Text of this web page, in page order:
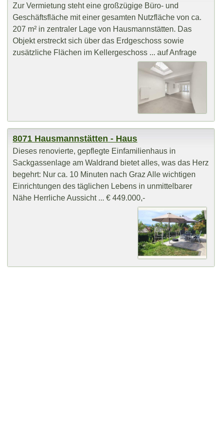
Zur Vermietung steht eine großzügige Büro- und
Geschäftsfläche mit einer gesamten Nutzfläche von ca.
207 m² in zentraler Lage von Hausmannstätten. Das
Objekt erstreckt sich über das Erdgeschoss sowie
zusätzliche Flächen im Kellergeschoss ... auf Anfrage
8071 Hausmannstätten - Haus
Dieses renovierte, gepflegte Einfamilienhaus in
Sackgassenlage am Waldrand bietet alles, was das Herz
begehrt: Nur ca. 10 Minuten nach Graz Alle wichtigen
Einrichtungen des täglichen Lebens in unmittelbarer
Nähe Herrliche Aussicht ... € 449.000,-